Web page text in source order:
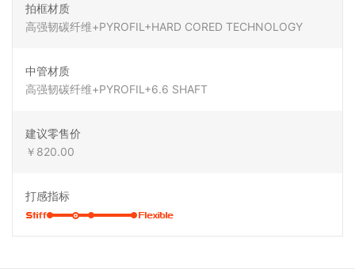
拍框材质
高强韧碳纤维+PYROFIL+HARD CORED TECHNOLOGY
中管材质
高强韧碳纤维+PYROFIL+6.6 SHAFT
建议零售价
￥820.00
打感指标